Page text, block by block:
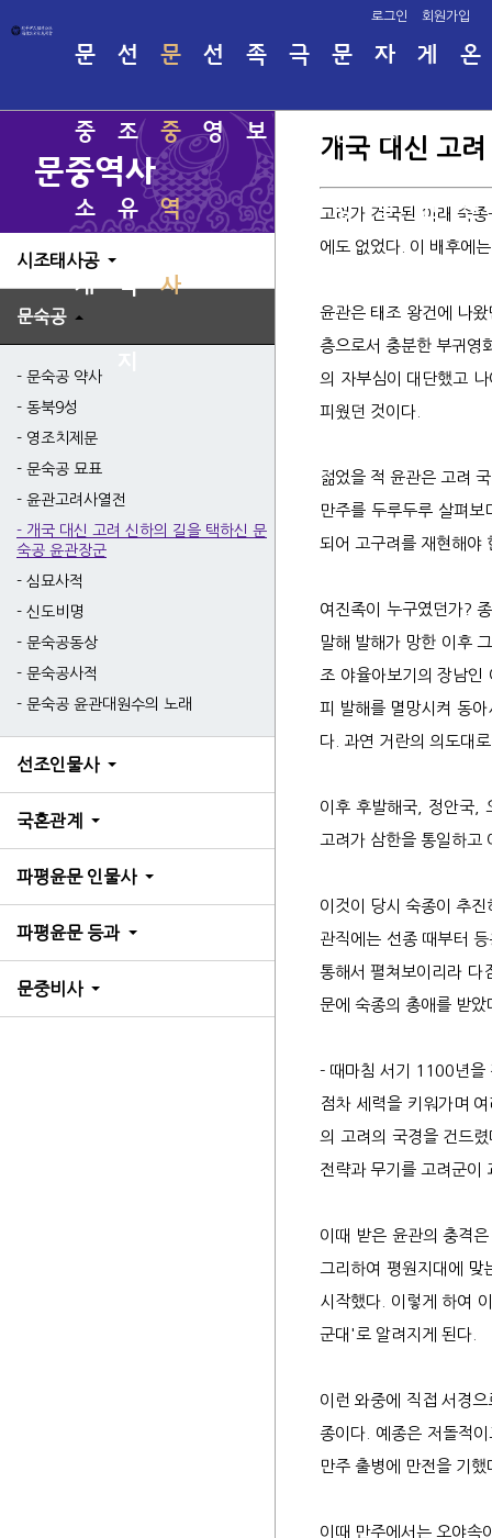
로그인 회원가입
문
중
소
개
선
조
유
적
문
중
역
사
시
고
용
태
장
2세
4세
6세
6세
6세
7세
7세
파
불
사
봉
증
파
문
선
영
족
보
극 문
중
행
자
료
실
인명
족보
게
시
판
온
라
인
보
문중역사
시조태사공
문숙공
문숙공 약사
동북9성
영조치제문
문숙공 묘표
윤관고려사열전
개국 대신 고려 신하의 길을 택하신 문
숙공 윤관장군
심묘사적
신도비명
문숙공동상
문숙공사적
문숙공 윤관대원수의 노래
선조인물사
국혼관계
파평윤문 인물사
파평윤문 등과
문중비사
개국 대신 고
고려가 건국된 이래 숙종-예종 때처럼 고구려의 옛 땅을 되찾겠다는 열망과 그 실행이 적극적으로 이루어진 적은 한국 역사상 이전에도 이후에도 없었다. 이 배후에는 윤관이라는 천년에 한번 나올까말까 한 대영웅이 있었기에 가능했다. 그가 바로 두번째 북벌 영웅이었던 것이다. 윤관은 태조 왕건에 나왔던 장군 윤신달의 후손으로, 당시 고려의 대표적 명문귀족 중의 하나였던 파평윤씨의 일족이었다. 비록 고려의 지배층으로서 충분한 부귀영화를 누리고 있었지만 이 가문은 유달리 무장의 기질이 다분했다. 그래서 대대로 파평윤씨 가문은 고구려의 후예로서의 자부심이 대단했고 나아가 언젠가는 꼭 북방의 광활한 영토를 회복해야 한다는 신념이 있었다. 이러한 가문의 기질이 윤관대에 와서 꽃을 피웠던 것이다. 젊었을 적 윤관은 고려 국경을 벗어나 백두산에 올라 천하를 굽어보며 장군의 꿈을 키우곤 하였다. 여기서 더 나아가 그는 당시 여진족의 땅인 만주를 두루두루 살펴보며 많은 모험을 하면서 여러 영웅들을 만나 동질감을 키우기도 하였다. 그래서 그는 고려와 여진족은 반드시 하나가 되어 고구려를 재현해야 한다는 것을 깨닫게 되었다. 여진족이 누구였던가? 종래의 역사인식은 일반적으로 야만인 정도로 취급했던 것이 사실이다. 그러나 여진족은 곧 발해의 후손이었다. 다시 말해 발해가 망한 이후 그 유민들을 '여진족'이라 불렀던 것이다. 발해가 멸망한 이후 거란은 발해의 땅에 '동단국'이라는 괴뢰정권을 세워 태조 야율아보기의 장남인 야율배를 그 왕으로 삼았으나 잇다른 발해 유민들의 저항에 도저히 발을 못 붙이고 쫓겨나기도 하였다. 거란은 어차피 발해를 멸망시켜 동아시아의 맹주자리를 차지하는 것이 주목적이었으므로 그런 소기의 목적을 달성하자 더 이상 만주땅에 별 미련이 없었다. 과연 거란의 의도대로 옛 발해의 광대한 땅덩어리는 여러 갈래로 나누어져 일명 '발해열국시대'가 도래하게 된다. 이후 후발해국, 정안국, 오사성발해국 등등 수많은 왕국들이 만주에서 명멸하며 약 2백년동안 자웅을 겨루고 있었다. 그동안 한반도에서는 고려가 삼한을 통일하고 이들 왕국들과 단편적인 교섭들을 하였으나 적극적으로 이들을 아우를 생각은 안하고 있었다. 신라계의 폐해였다. 이것이 당시 숙종이 추진하던 북벌계획 당시 여진족의 상황이었다. 윤관 또한 일찍이 만주 땅을 섭렵하며 이들 사정을 잘 알고 있었다. 윤관은 관직에는 선종 때부터 등용된지 오래였으나 본격적으로 두각을 나타낸 것은 역시 숙종 때였다. 윤관은 자신이 품고 있던 오랜 야망을 숙종을 통해서 펼쳐보이리라 다짐했다. 윤관은 이를 위해 제왕의 기상이 넘치던 숙종의 곁에서 보좌하며 그의 즉위에도 적지 않은 공헌을 하였다. 때문에 숙종의 총애를 받았다. - 때마침 서기 1100년을 전후해서 오랜 분열과 전란에 시달리던 만주땅에 새로운 기운이 감돌고 있었다.